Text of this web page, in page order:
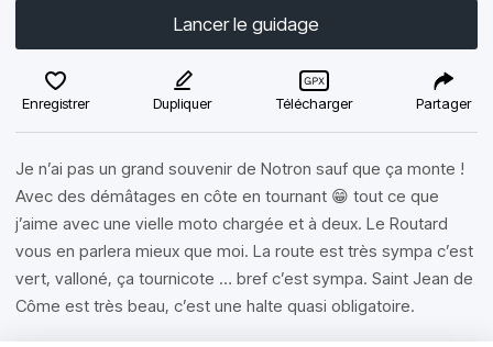
Lancer le guidage
Enregistrer Dupliquer Télécharger Partager
Je n’ai pas un grand souvenir de Notron sauf que ça monte !
Avec des démâtages en côte en tournant 😁 tout ce que
j’aime avec une vielle moto chargée et à deux. Le Routard
vous en parlera mieux que moi. La route est très sympa c’est
vert, valloné, ça tournicote … bref c’est sympa. Saint Jean de
Côme est très beau, c’est une halte quasi obligatoire.